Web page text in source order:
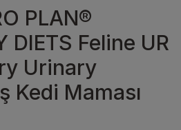
PLAN®
DIETS Feline UR
Urinary
Kedi Maması